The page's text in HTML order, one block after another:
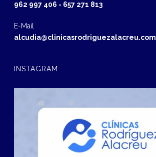
962 997 406 - 657 271 813
E-Mail
alcudia@clinicasrodriguezalacreu.com
INSTAGRAM